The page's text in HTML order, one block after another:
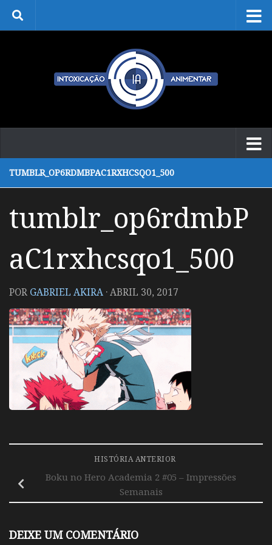
Skip to content
TUMBLR_OP6RDMBPAC1RXHCSQO1_500
tumblr_op6rdmbP
aC1rxhcsqo1_500
POR GABRIEL AKIRA ·ABRIL 30, 2017
HISTÓRIA ANTERIOR
Boku no Hero Academia 2 #05 – Impressões
Semanais
DEIXE UM COMENTÁRIO